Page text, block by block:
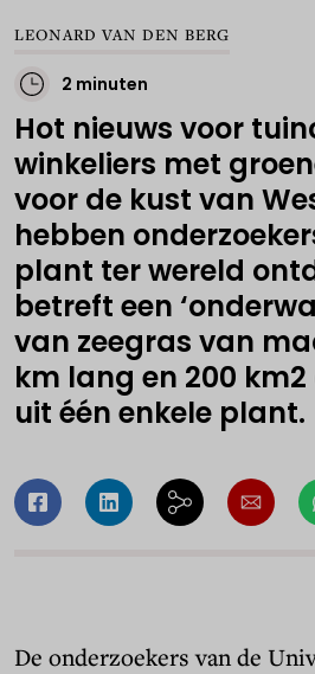
LEONARD VAN DEN BERG
2 minuten
Hot nieuws voor
winkeliers met
voor de kust van
hebben
plant ter wereld
betreft een
van zeegras van
km lang en 200
uit één enkele plant.
De onderzoekers van de